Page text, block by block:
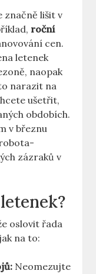
značně lišit v
roční
cen.
letenek
naopak
narazit na
ušetřit,
obdobích.
v březnu
zázraků v
oslovit řada
na to:
Neomezujte